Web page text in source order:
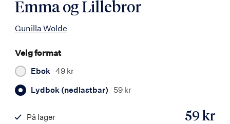
Emma og Lillebror
Gunilla Wolde
Velg format
Ebok 49 kr
Lydbok (nedlastbar)
59 kr
59 kr
På lager